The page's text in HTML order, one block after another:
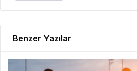
Benzer Yazılar